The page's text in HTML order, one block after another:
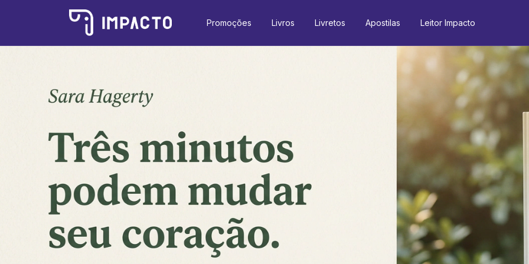
Promoções Livros Livretos Apostilas Leitor Impacto